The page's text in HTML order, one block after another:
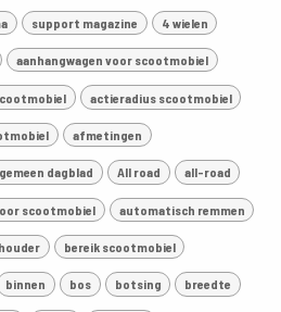
support magazine 4 wielen
aanhangwagen voor scootmobiel
actieradius scootmobiel
afmetingen
dagblad All road all-road
scootmobiel automatisch remmen
bereik scootmobiel
binnen bos botsing breedte